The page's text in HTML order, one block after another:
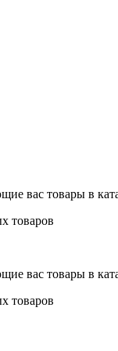
вас товары в
товаров
вас товары в
товаров